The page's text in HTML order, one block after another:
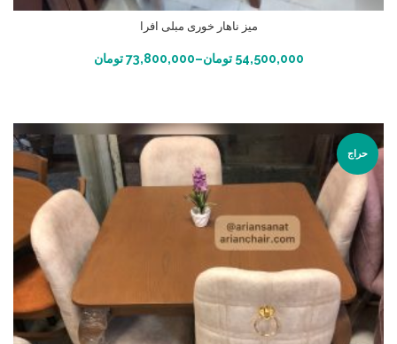
میز ناهار خوری مبلی افرا
54,500,000 تومان–
73,800,000 تومان انتخاب گزینه ها
حراج